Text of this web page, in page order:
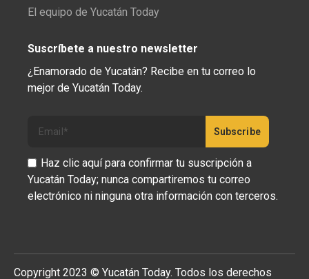
El equipo de Yucatán Today
Suscríbete a nuestro newsletter
¿Enamorado de Yucatán? Recibe en tu correo lo
mejor de Yucatán Today.
Haz clic aquí para confirmar tu suscripción a
Yucatán Today; nunca compartiremos tu correo
electrónico ni ninguna otra información con terceros.
Copyright 2023 © Yucatán Today. Todos los derechos